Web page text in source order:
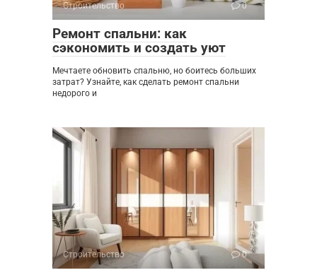
Строительство 0
Ремонт спальни: как
сэкономить и создать уют
Мечтаете обновить спальню, но боитесь больших
затрат? Узнайте, как сделать ремонт спальни
недорого и
Строительство 0